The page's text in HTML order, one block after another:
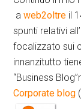
aweb2oltre il
spunti relativi
focalizzato sui
innanzitutto
“Business
Corporate blog